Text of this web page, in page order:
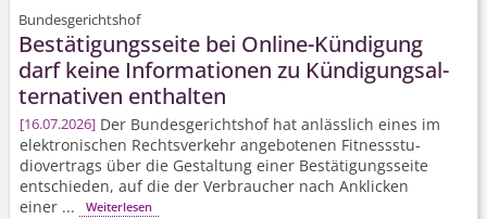
Bundesgerichtshof
Bestätigungsseite bei Online-Kündigung
darf keine Informationen zu Kündigungsal­
ternativen enthalten
16.07.2026 Der Bundesgerichtshof hat anlässlich eines im
elektronischen Rechtsverkehr angebotenen Fitnessstu­
diovertrags über die Gestaltung einer Bestätigungsseite
entschieden, auf die der Verbraucher nach Anklicken
einer ...
Weiterlesen